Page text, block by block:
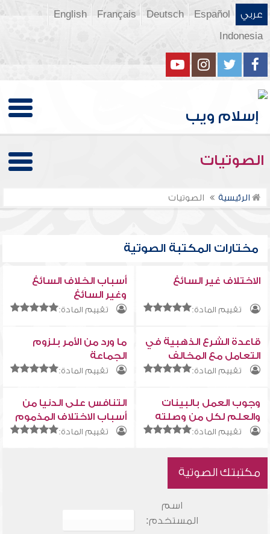
عربي Español
Deutsch
Français
English
Indonesia
الصوتيات
الرئيسية الصوتيات
مختارات المكتبة الصوتية
الاختلاف غير السائغ
تقييم المادة:
أسباب الخلاف السائغ
وغير السائغ
تقييم المادة:
قاعدة الشرع الذهبية في
التعامل مع المخالف
تقييم المادة:
ما ورد من الأمر بلزوم
الجماعة
تقييم المادة:
وجوب العمل بالبينات
والعلم لكل من وصلته
تقييم المادة:
التنافس على الدنيا من
أسباب الاختلاف المذموم
تقييم المادة:
مكتبتك الصوتية
اسم
المستخدم: